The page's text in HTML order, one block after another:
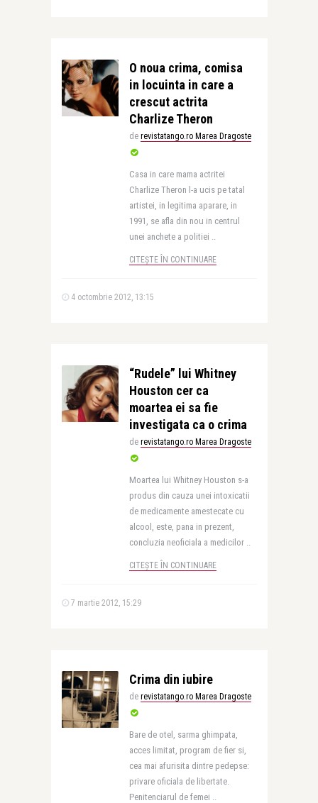
O noua crima, comisa
in locuinta in care a
crescut actrita
Charlize Theron
de revistatango.ro Marea Dragoste
Casa in care mama actritei
Charlize Theron l-a ucis pe tatal
artistei, in legitima aparare, in
1991, se afla din nou in centrul
unei anchete a politiei ..
CITEȘTE ÎN CONTINUARE
4 octombrie 2012, 13:15
“Rudele” lui Whitney
Houston cer ca
moartea ei sa fie
investigata ca o crima
de revistatango.ro Marea Dragoste
Moartea lui Whitney Houston s-a
produs din cauza unei intoxicatii
de medicamente amestecate cu
alcool, este, pana in prezent,
concluzia neoficiala a medicilor ..
CITEȘTE ÎN CONTINUARE
7 martie 2012, 15:29
Crima din iubire
de revistatango.ro Marea Dragoste
Bare de otel, sarma ghimpata,
acces limitat, program de fier si,
cea mai afurisita dintre pedepse:
privare oficiala de libertate.
Penitenciarul de femei ..